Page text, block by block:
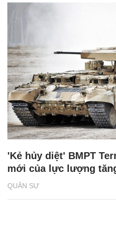
QUÂN SỰ
'Kẻ hủy diệt' BMPT
mới của lực lượng